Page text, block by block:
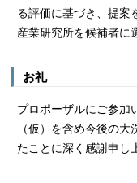
る評価に基づき、提案
産業研究所を候補者に
お礼
プロポーザルにご参加
（仮）を含め今後の
たことに深く感謝申し